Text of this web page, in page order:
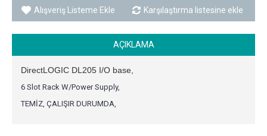
Alışveriş Listeme Ekle Karşılaştırma listesine ekle
AÇIKLAMA
DirectLOGIC DL205 I/O base,
6 Slot Rack W/Power Supply,
TEMİZ, ÇALIŞIR DURUMDA,